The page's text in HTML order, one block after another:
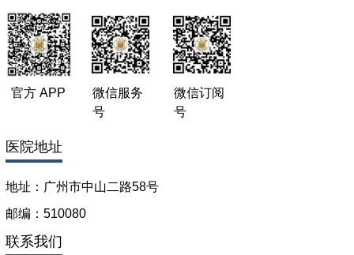
官方 APP
微信服务
号
微信订阅
号
医院地址
地址：广州市中山二路58号
邮编：510080
联系我们